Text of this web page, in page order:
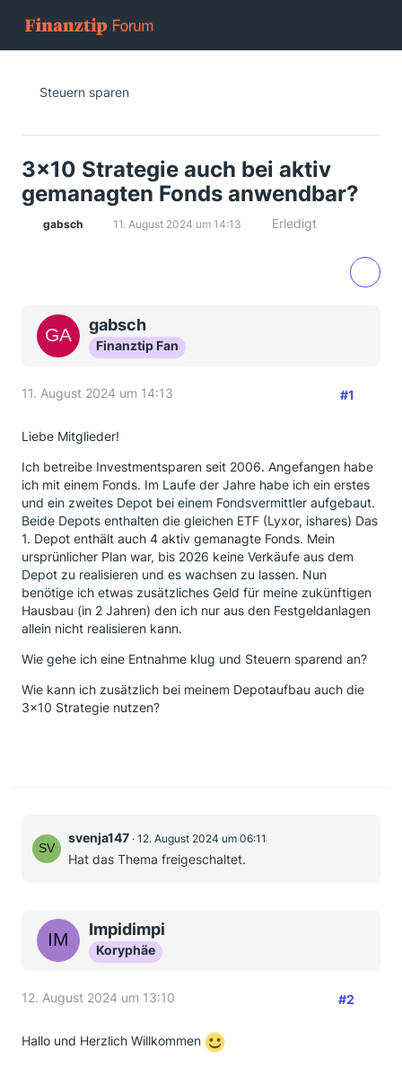
Steuern sparen
3x10 Strategie auch bei aktiv
gemanagten Fonds anwendbar?
gabsch 11. August 2024 um 14:13 Erledigt
gabsch
Finanztip Fan
11. August 2024 um 14:13 #1
Liebe Mitglieder!
Ich betreibe Investmentsparen seit 2006. Angefangen habe
ich mit einem Fonds. Im Laufe der Jahre habe ich ein erstes
und ein zweites Depot bei einem Fondsvermittler aufgebaut.
Beide Depots enthalten die gleichen ETF (Lyxor, ishares) Das
1. Depot enthält auch 4 aktiv gemanagte Fonds. Mein
ursprünlicher Plan war, bis 2026 keine Verkäufe aus dem
Depot zu realisieren und es wachsen zu lassen. Nun
benötige ich etwas zusätzliches Geld für meine zukünftigen
Hausbau (in 2 Jahren) den ich nur aus den Festgeldanlagen
allein nicht realisieren kann.
Wie gehe ich eine Entnahme klug und Steuern sparend an?
Wie kann ich zusätzlich bei meinem Depotaufbau auch die
3x10 Strategie nutzen?
svenja147 12. August 2024 um 06:11
Hat das Thema freigeschaltet.
Impidimpi
Koryphäe
12. August 2024 um 13:10 #2
Hallo und Herzlich Willkommen